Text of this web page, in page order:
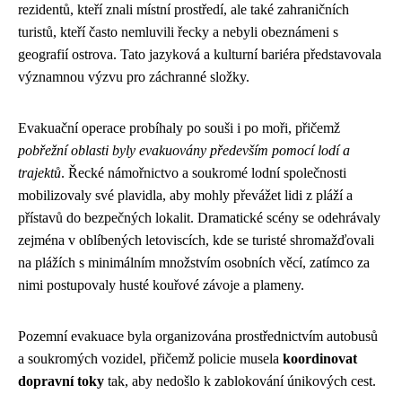
rezidentů, kteří znali místní prostředí, ale také zahraničních
turistů, kteří často nemluvili řecky a nebyli obeznámeni s
geografií ostrova. Tato jazyková a kulturní bariéra představovala
významnou výzvu pro záchranné složky.
Evakuační operace probíhaly po souši i po moři, přičemž
pobřežní oblasti byly evakuovány především pomocí lodí a
trajektů. Řecké námořnictvo a soukromé lodní společnosti
mobilizovaly své plavidla, aby mohly převážet lidi z pláží a
přístavů do bezpečných lokalit. Dramatické scény se odehrávaly
zejména v oblíbených letoviscích, kde se turisté shromažďovali
na plážích s minimálním množstvím osobních věcí, zatímco za
nimi postupovaly husté kouřové závoje a plameny.
Pozemní evakuace byla organizována prostřednictvím autobusů
a soukromých vozidel, přičemž policie musela koordinovat
dopravní toky tak, aby nedošlo k zablokování únikových cest.